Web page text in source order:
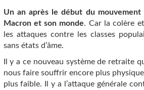
Un an après le début du
Macron et son monde. Car la colère
les attaques contre les classes
sans états d’âme.
Il y a ce nouveau système de retraite
nous faire souffrir encore plus
plus faible. Il y a l’attaque générale